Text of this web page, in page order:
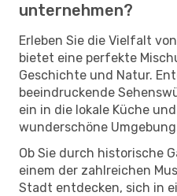
unternehmen?
Erleben Sie die Vielfalt
bietet eine perfekte
Geschichte und Natur.
beeindruckende
ein in die lokale Küche
wunderschöne
Ob Sie durch historische
einem der zahlreichen
Stadt entdecken, sich in